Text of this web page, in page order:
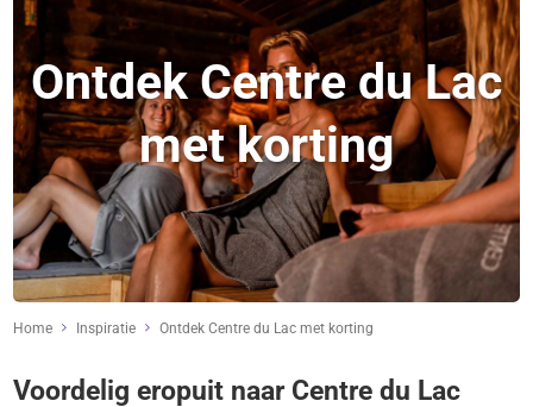
Ontdek Centre du Lac
met korting
Home Inspiratie Ontdek Centre du Lac met korting
Voordelig eropuit naar Centre du Lac